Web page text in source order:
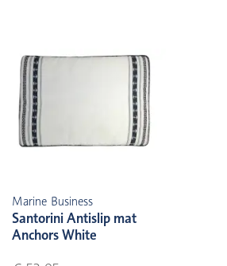
Marine Business
Santorini Antislip mat
Anchors White